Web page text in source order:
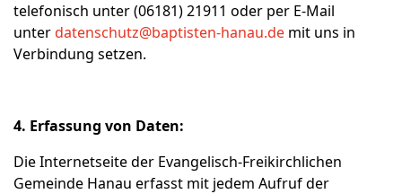
telefonisch unter (06181) 21911 oder per E-Mail
unterdatenschutz@baptisten-hanau.de mit uns in
Verbindung setzen.
4. Erfassung von Daten:
Die Internetseite der Evangelisch-Freikirchlichen
Gemeinde Hanau erfasst mit jedem Aufruf der